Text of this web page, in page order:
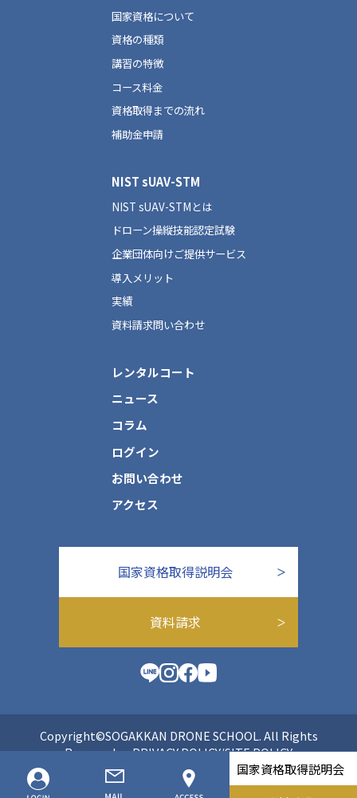
国家資格取得説明会
国家資格について
資格の種類
講習の特徴
コース料金
資格取得までの流れ
補助金申請
NIST sUAV-STM
NIST sUAV-STMとは
ドローン操縦技能認定試験
企業団体向けご提供サービス
導入メリット
実績
資料請求問い合わせ
レンタルコート
ニュース
コラム
ログイン
お問い合わせ
アクセス
国家資格取得説明会
資料請求
Copyright©SOGAKKAN DRONE SCHOOL. All Rights
Reserved.
PRIVACY POLICY/SITE POLICY